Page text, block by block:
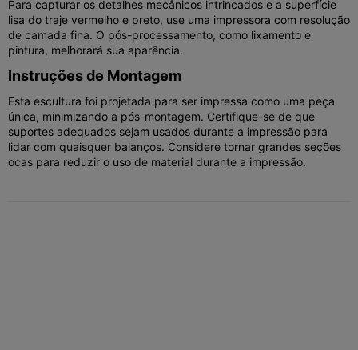
Para capturar os detalhes mecânicos intrincados e a superfície
lisa do traje vermelho e preto, use uma impressora com resolução
de camada fina. O pós-processamento, como lixamento e
pintura, melhorará sua aparência.
Instruções de Montagem
Esta escultura foi projetada para ser impressa como uma peça
única, minimizando a pós-montagem. Certifique-se de que
suportes adequados sejam usados durante a impressão para
lidar com quaisquer balanços. Considere tornar grandes seções
ocas para reduzir o uso de material durante a impressão.